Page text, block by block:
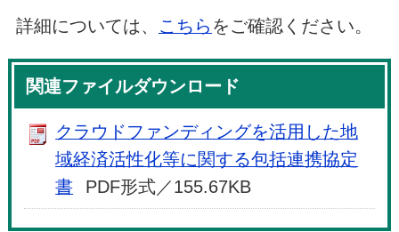
詳細については、 こちら をご確認ください。
関連ファイルダウンロード
クラウドファンディングを活用した地
域経済活性化等に関する包括連携協定
書
PDF形式／155.67KB